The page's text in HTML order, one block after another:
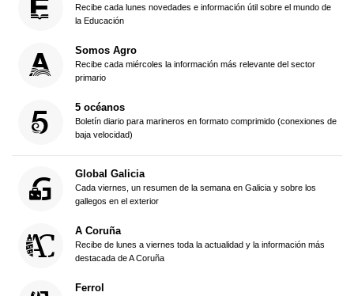
Recibe cada lunes novedades e información útil sobre el mundo de
la Educación
Somos Agro
Recibe cada miércoles la información más relevante del sector
primario
5 océanos
Boletín diario para marineros en formato comprimido (conexiones de
baja velocidad)
Global Galicia
Cada viernes, un resumen de la semana en Galicia y sobre los
gallegos en el exterior
A Coruña
Recibe de lunes a viernes toda la actualidad y la información más
destacada de A Coruña
Ferrol